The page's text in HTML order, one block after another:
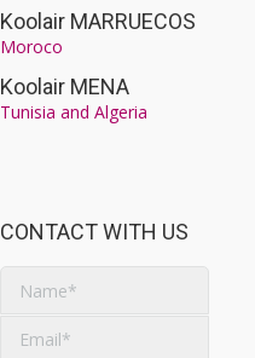
Koolair MARRUECOS
Moroco
Koolair MENA
Tunisia and Algeria
CONTACT WITH US